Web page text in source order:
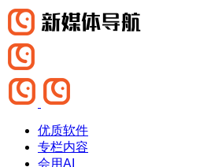
优质软件
专栏内容
会用AI